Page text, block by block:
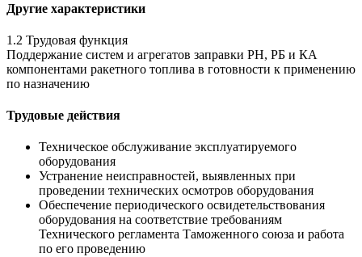
Другие характеристики
1.2 Трудовая функция
Поддержание систем и агрегатов заправки РН, РБ и КА
компонентами ракетного топлива в готовности к применению
по назначению
Трудовые действия
Техническое обслуживание эксплуатируемого
оборудования
Устранение неисправностей, выявленных при
проведении технических осмотров оборудования
Обеспечение периодического освидетельствования
оборудования на соответствие требованиям
Технического регламента Таможенного союза и работа
по его проведению